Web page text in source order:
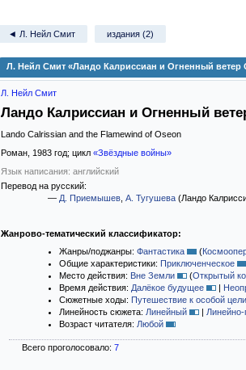
◄ Л. Нейл Смит издания (2)
Л. Нейл Смит «Ландо Калриссиан и Огненный ветер
Л. Нейл Смит
Ландо Калриссиан и Огненный
Lando Calrissian and the Flamewind of Oseon
Роман, 1983 год; цикл «Звёздные войны»
Язык написания: английский
Перевод на русский:
— Д. Приемышев А. Тугушева (Ландо
Жанрово-тематический классификатор:
Жанры/поджанры: Фантастика (
Общие характеристики: Приключенческое
Место действия: Вне Земли (Открытый
Время действия: Далёкое будущее |
Сюжетные ходы: Путешествие к особой цели
Линейность сюжета: Линейный |
Возраст читателя: Любой
Всего проголосовало: 7